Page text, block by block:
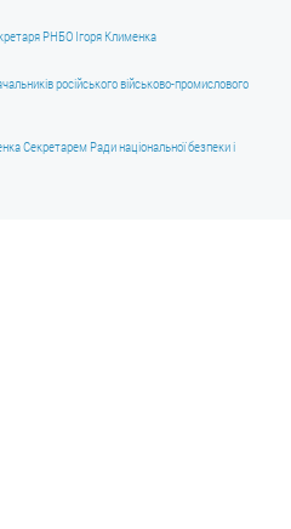
РНБО Ігоря Клименка
російського військово-промислового
Секретарем Ради національної безпеки і